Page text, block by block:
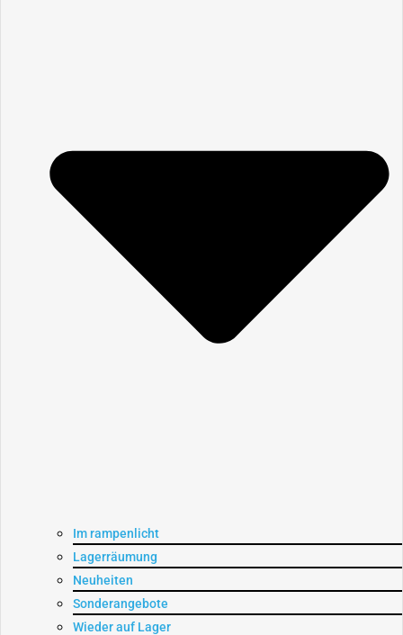
Im rampenlicht
Lagerräumung
Neuheiten
Sonderangebote
Wieder auf Lager